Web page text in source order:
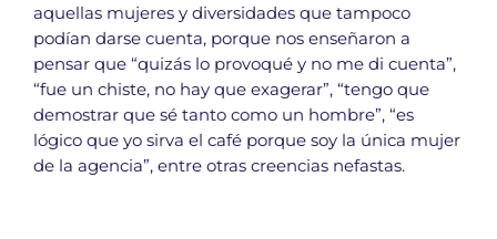
aquellas mujeres y diversidades que tampoco
podían darse cuenta, porque nos enseñaron a
pensar que “quizás lo provoqué y no me di cuenta”,
“fue un chiste, no hay que exagerar”, “tengo que
demostrar que sé tanto como un hombre”, “es
lógico que yo sirva el café porque soy la única mujer
de la agencia”, entre otras creencias nefastas.